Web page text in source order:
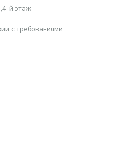
й этаж
с требованиями